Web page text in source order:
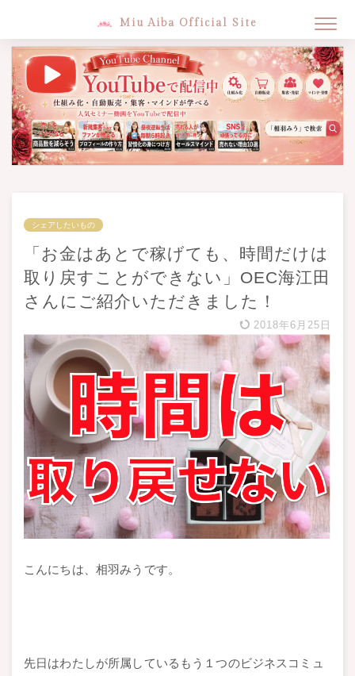
Miu Aiba Official Site
シェアしたいもの
「お金はあとで稼げても、時間だけは
取り戻すことができない」OEC海江田
さんにご紹介いただきました！
2018年6月25日
こんにちは、相羽みうです。
先日はわたしが所属しているもう１つのビジネスコミュ